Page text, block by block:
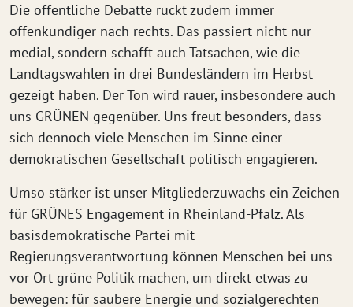
Die öffentliche Debatte rückt zudem immer
offenkundiger nach rechts. Das passiert nicht nur
medial, sondern schafft auch Tatsachen, wie die
Landtagswahlen in drei Bundesländern im Herbst
gezeigt haben. Der Ton wird rauer, insbesondere auch
uns GRÜNEN gegenüber. Uns freut besonders, dass
sich dennoch viele Menschen im Sinne einer
demokratischen Gesellschaft politisch engagieren.
Umso stärker ist unser Mitgliederzuwachs ein Zeichen
für GRÜNES Engagement in Rheinland-Pfalz. Als
basisdemokratische Partei mit
Regierungsverantwortung können Menschen bei uns
vor Ort grüne Politik machen, um direkt etwas zu
bewegen: für saubere Energie und sozialgerechten